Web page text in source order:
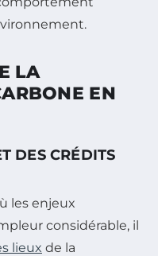
LA
EN
DES CRÉDITS
les enjeux
considérable, il
lieux de la